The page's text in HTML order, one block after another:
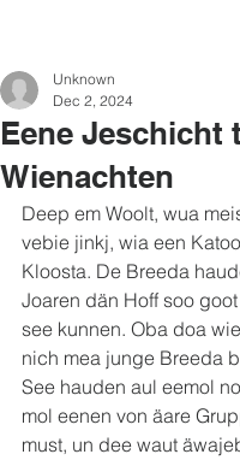
Eene Jeschicht
Wienachten
Unknown
Dec 2, 2024
Deep em Woolt, wua
vebie jinkj, wia een
Kloosta. De Breeda
Joaren dän Hoff soo
see kunnen. Oba doa
nich mea junge Breeda
See hauden aul eemol
mol eenen von äare
must, un dee waut